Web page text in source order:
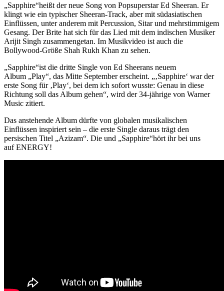
„Sapphire“heißt der neue Song von Popsuperstar Ed Sheeran. Er
klingt wie ein typischer Sheeran-Track, aber mit südasiatischen
Einflüssen, unter anderem mit Percussion, Sitar und mehrstimmigem
Gesang. Der Brite hat sich für das Lied mit dem indischen Musiker
Arijit Singh zusammengetan. Im Musikvideo ist auch die
Bollywood-Größe Shah Rukh Khan zu sehen.
„Sapphire“ist die dritte Single von Ed Sheerans neuem
Album „Play“, das Mitte September erscheint. „‚Sapphire‘ war der
erste Song für ‚Play‘, bei dem ich sofort wusste: Genau in diese
Richtung soll das Album gehen“, wird der 34-jährige von Warner
Music zitiert.
Das anstehende Album dürfte von globalen musikalischen
Einflüssen inspiriert sein – die erste Single daraus trägt den
persischen Titel „Azizam“. Die und „Sapphire“hört ihr bei uns
auf ENERGY!